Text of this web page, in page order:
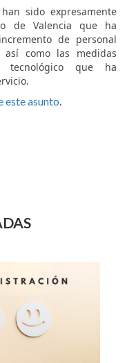
sido expresamente
de Valencia que ha
de personal
como las medidas
tecnológico que ha
este asunto.